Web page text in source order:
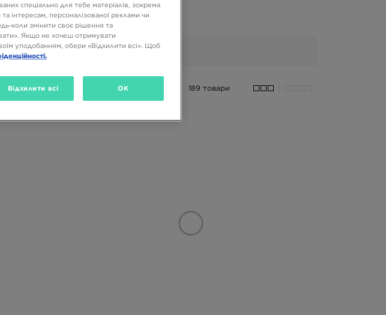
189 товари
спеціально для тебе матеріалів, зокрема
інтересам, персоналізованої реклами чи
коли змінити своє рішення та
Якщо не хочеш отримувати
уподобанням, обери «Відхилити всі». Щоб
Відхилити всі OK